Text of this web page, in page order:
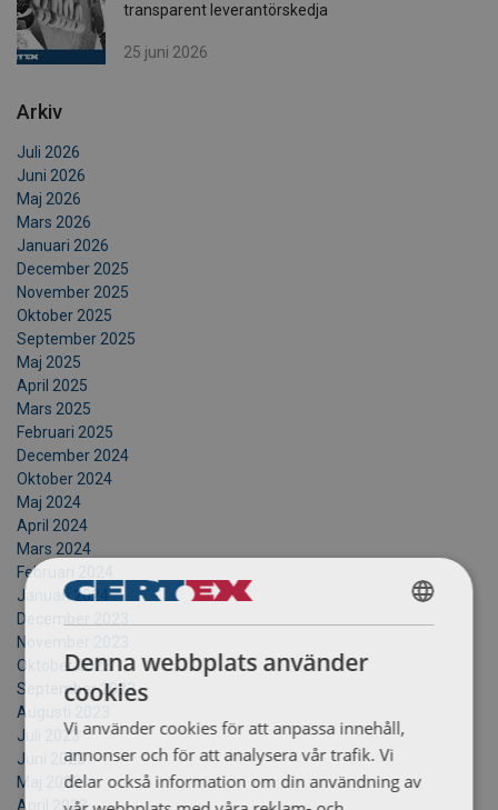
transparent leverantörskedja
25 juni 2026
Arkiv
Juli 2026
Juni 2026
Maj 2026
Mars 2026
Januari 2026
December 2025
November 2025
Oktober 2025
September 2025
Maj 2025
April 2025
Mars 2025
Februari 2025
December 2024
Oktober 2024
Maj 2024
April 2024
Mars 2024
Februari 2024
Januari 2024
December 2023
November 2023
Oktober 2023
September 2023
Augusti 2023
Juli 2023
Juni 2023
Maj 2023
April 2023
SWEDISH
ENGLISH TRANSLATION
Denna webbplats använder
cookies
Vi använder cookies för att anpassa innehåll,
annonser och för att analysera vår trafik. Vi
delar också information om din användning av